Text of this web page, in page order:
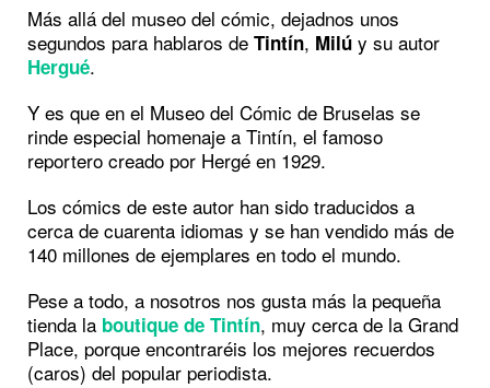
Más allá del museo del cómic, dejadnos unos
segundos para hablaros de Tintín, Milú y su autor
Hergué.
Y es que en el Museo del Cómic de Bruselas se
rinde especial homenaje a Tintín, el famoso
reportero creado por Hergé en 1929.
Los cómics de este autor han sido traducidos a
cerca de cuarenta idiomas y se han vendido más de
140 millones de ejemplares en todo el mundo.
Pese a todo, a nosotros nos gusta más la pequeña
tienda la boutique de Tintín, muy cerca de la Grand
Place, porque encontraréis los mejores recuerdos
(caros) del popular periodista.